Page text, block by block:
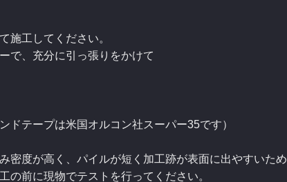
施工してください。
で、充分に引っ張りをかけて
テープは米国オルコン社スーパー35です）
密度が高く、パイルが短く加工跡が表面に出やすいた
前に現物でテストを行ってください。